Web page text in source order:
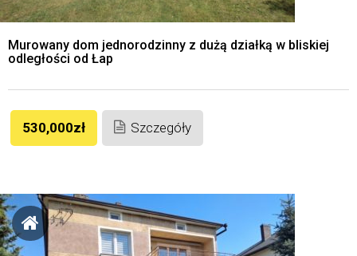
Murowany dom jednorodzinny z dużą działką w bliskiej
odległości od Łap
530,000zł Szczegóły